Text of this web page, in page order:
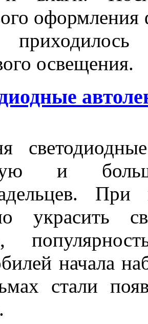
и
украсить
начала
стали